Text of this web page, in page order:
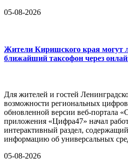
05-08-2026
Жители Киришского края могут
ближайший таксофон через
Для жителей и гостей
возможности региональных
обновленной версии веб-портала
приложения «Цифра47» начал
интерактивный раздел,
информацию об универсальных
05-08-2026